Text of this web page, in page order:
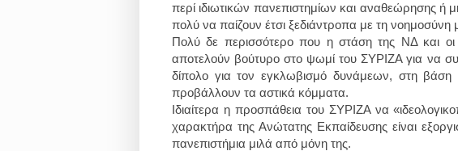
περί ιδιωτικών πανεπιστημίων και αναθεώρησης
πολύ να παίζουν έτσι ξεδιάντροπα με τη νοημοσύνη
Πολύ δε περισσότερο που η στάση της ΝΔ και οι
αποτελούν βούτυρο στο ψωμί του ΣΥΡΙΖΑ για να
δίπολο για τον εγκλωβισμό δυνάμεων, στη βάση
προβάλλουν τα αστικά κόμματα.
Ιδιαίτερα η προσπάθεια του ΣΥΡΙΖΑ να
χαρακτήρα της Ανώτατης Εκπαίδευσης είναι
πανεπιστήμια μιλά από μόνη της.